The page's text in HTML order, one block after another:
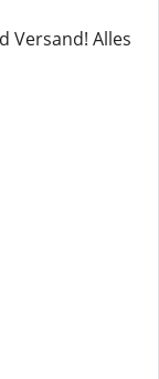
Versand! Alles